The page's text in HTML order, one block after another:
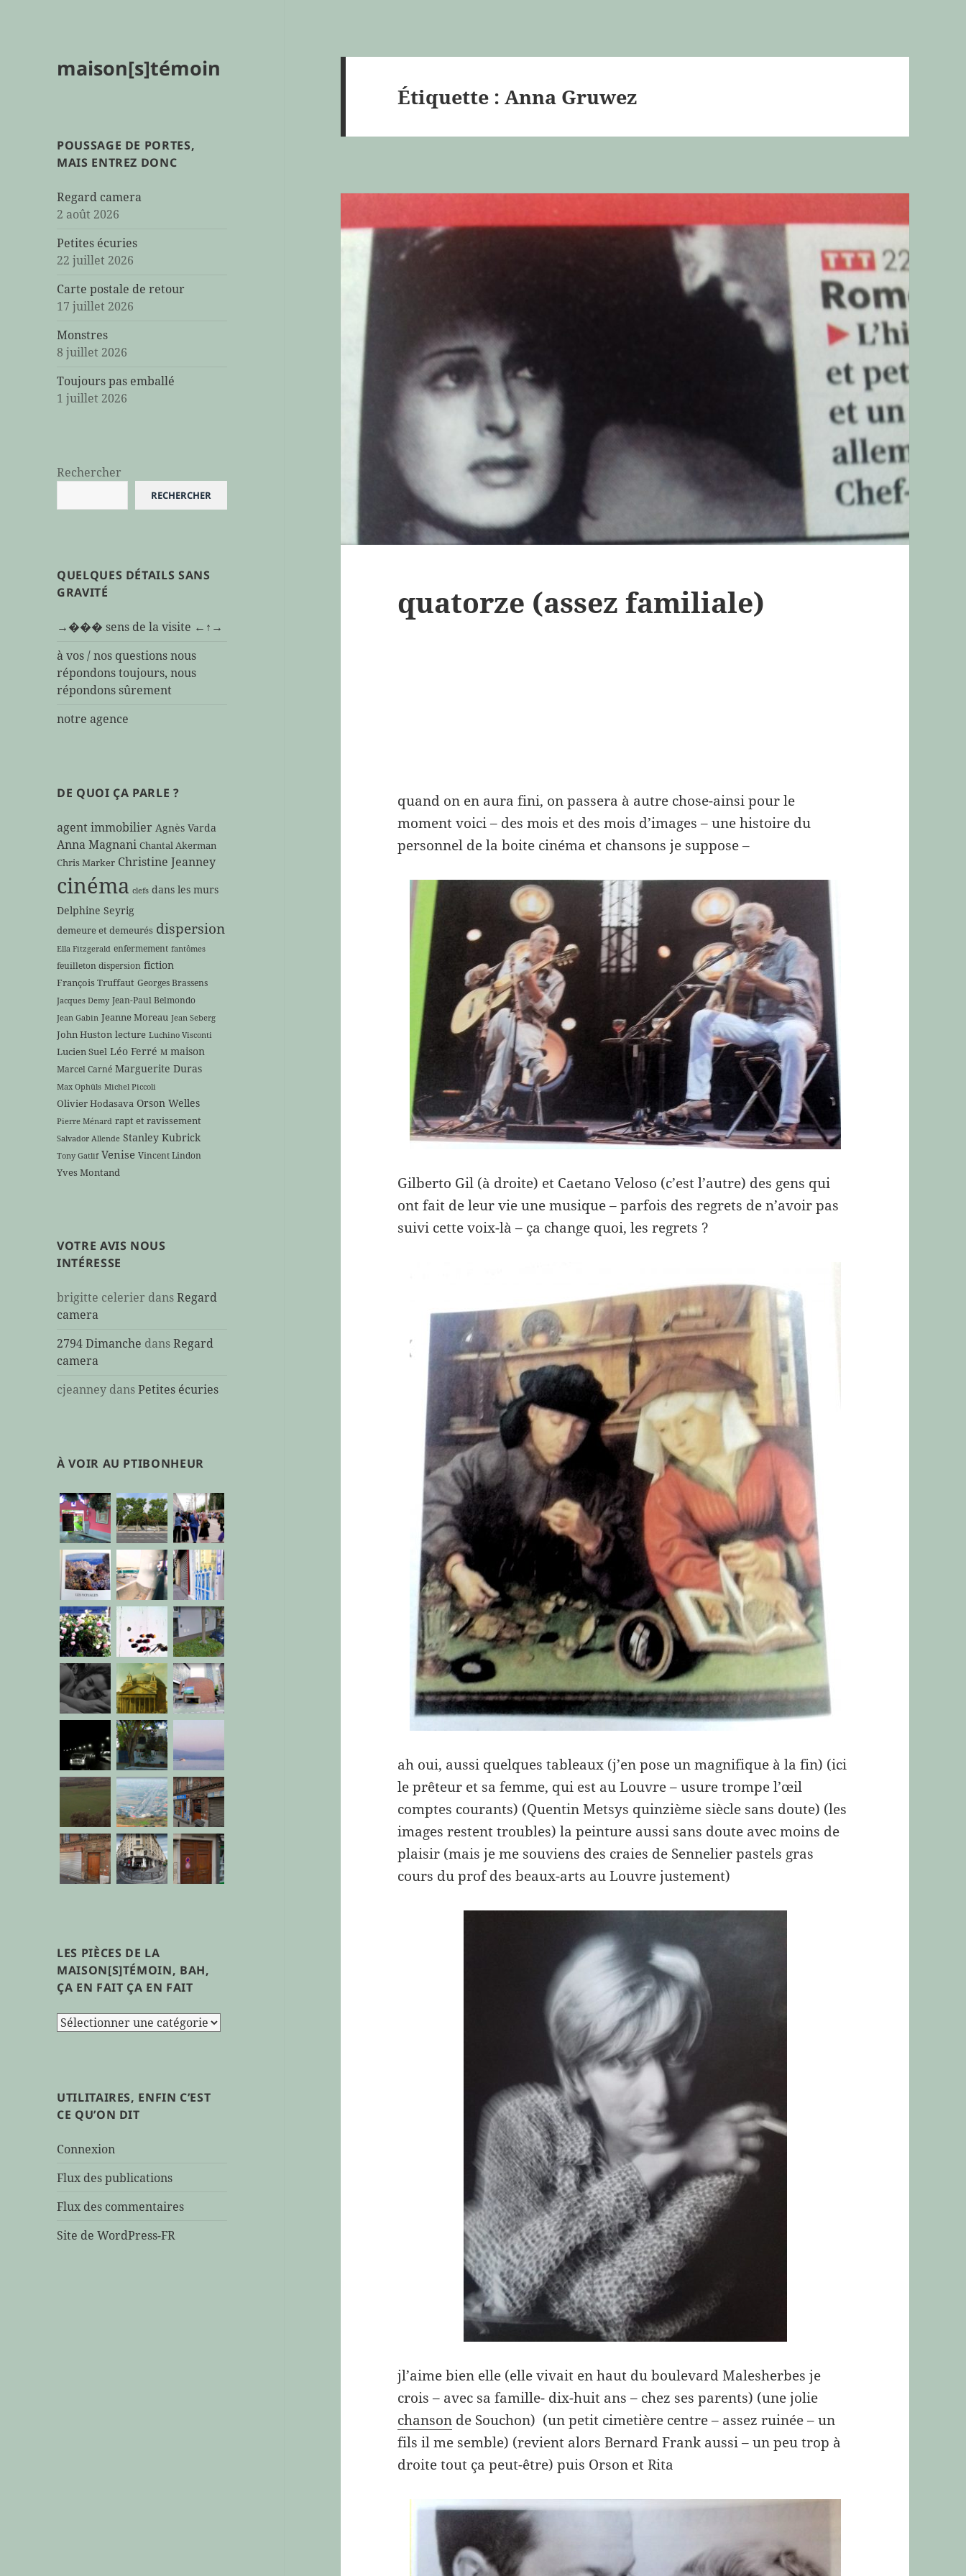
maison[s]témoin
POUSSAGE DE PORTES,
MAIS ENTREZ DONC
Regard camera
2 août 2026
Petites écuries
22 juillet 2026
Carte postale de retour
17 juillet 2026
Monstres
8 juillet 2026
Toujours pas emballé
1 juillet 2026
Rechercher
RECHERCHER
QUELQUES DÉTAILS SANS
GRAVITÉ
→��� sens de la visite ←↑→
à vos / nos questions nous
répondons toujours, nous
répondons sûrement
notre agence
DE QUOI ÇA PARLE ?
agent immobilier Agnès Varda
Anna Magnani Chantal Akerman
Chris Marker Christine Jeanney
cinéma clefs dans les murs
Delphine Seyrig
demeure et demeurés dispersion
Ella Fitzgerald enfermement fantômes
feuilleton dispersion fiction
François Truffaut Georges Brassens
Jacques Demy Jean-Paul Belmondo
Jean Gabin Jeanne Moreau Jean Seberg
John Huston lecture Luchino Visconti
Lucien Suel Léo Ferré M maison
Marcel Carné Marguerite Duras
Max Ophüls Michel Piccoli
Olivier Hodasava Orson Welles
Pierre Ménard rapt et ravissement
Salvador Allende Stanley Kubrick
Tony Gatlif Venise Vincent Lindon
Yves Montand
VOTRE AVIS NOUS
INTÉRESSE
brigitte celerier dansRegard
camera
2794 Dimanche dansRegard
camera
cjeanney dansPetites écuries
À VOIR AU PTIBONHEUR
LES PIÈCES DE LA
MAISON[S]TÉMOIN, BAH,
ÇA EN FAIT ÇA EN FAIT
les
maison[s]témoin,
bah,
en
ça
fait
UTILITAIRES, ENFIN C’EST
CE QU’ON DIT
Connexion
Flux des publications
Flux des commentaires
Site de WordPress-FR
Étiquette :Anna Gruwez
quatorze (assez familiale)
quand on en aura fini, on passera à autre chose-ainsi pour le
moment voici – des mois et des mois d’images – une histoire du
personnel de la boite cinéma et chansons je suppose –
Gilberto Gil (à droite) et Caetano Veloso (c’est l’autre) des gens qui
ont fait de leur vie une musique – parfois des regrets de n’avoir pas
suivi cette voix-là – ça change quoi, les regrets ?
ah oui, aussi quelques tableaux (j’en pose un magnifique à la fin) (ici
le prêteur et sa femme, qui est au Louvre – usure trompe l’œil
comptes courants) (Quentin Metsys quinzième siècle sans doute) (les
images restent troubles) la peinture aussi sans doute avec moins de
plaisir (mais je me souviens des craies de Sennelier pastels gras
cours du prof des beaux-arts au Louvre justement)
jl’aime bien elle (elle vivait en haut du boulevard Malesherbes je
crois – avec sa famille- dix-huit ans – chez ses parents) (une jolie
chanson de Souchon) (un petit cimetière centre – assez ruinée – un
fils il me semble) (revient alors Bernard Frank aussi – un peu trop à
droite tout ça peut-être) puis Orson et Rita